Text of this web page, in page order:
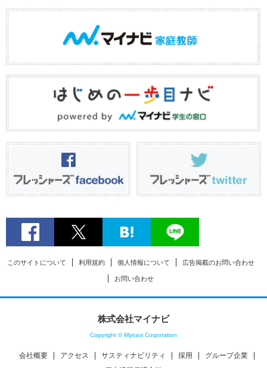
このサイトについて 利用規約 個人情報について 広告掲載のお問い合わせ
お問い合わせ
株式会社マイナビ
Copyright © Mynavi Corporation
会社概要 アクセス サスティナビリティ 採用
グループ企業